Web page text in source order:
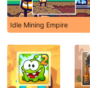
Idle Mining Empire